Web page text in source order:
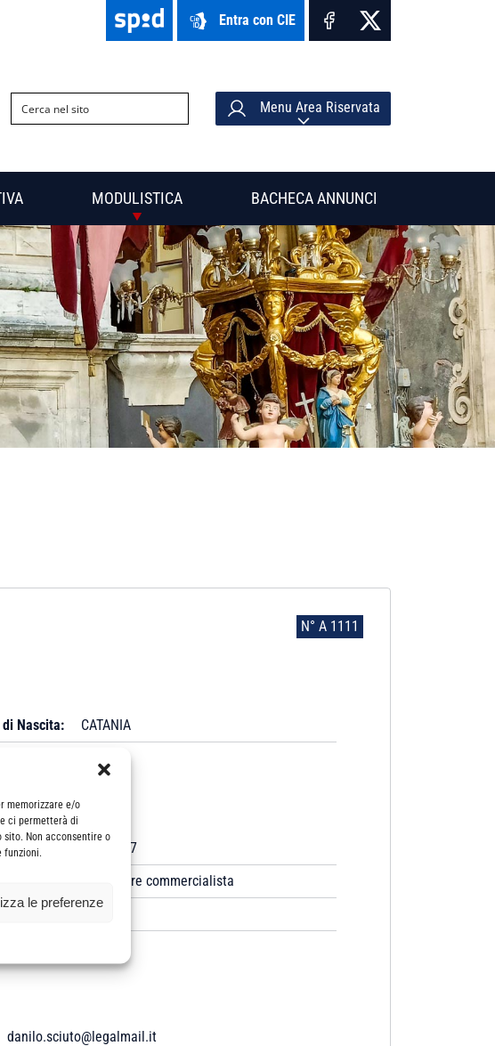
memorizzare e/o
ci permetterà di
sito. Non acconsentire o
funzioni.
le preferenze
Entra con CIE
Menu Area Riservata
MODULISTICA BACHECA ANNUNCI
N° A 1111
di Nascita: CATANIA
12/02/1997
dottore commercialista
Legale:
danilo.sciuto@legalmail.it